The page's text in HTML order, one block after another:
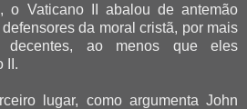
o Vaticano II abalou de antemão
da moral cristã, por mais
decentes, ao menos que eles
II.
lugar, como argumenta John